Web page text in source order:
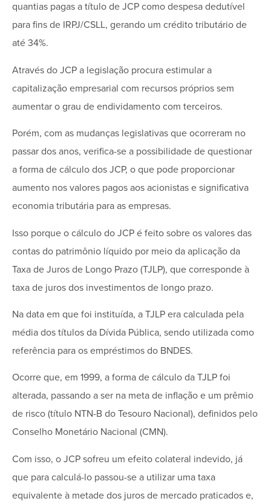
quantias pagas a título de JCP como despesa dedutível
para fins de IRPJ/CSLL, gerando um crédito tributário de
até 34%.
Através do JCP a legislação procura estimular a
capitalização empresarial com recursos próprios sem
aumentar o grau de endividamento com terceiros.
Porém, com as mudanças legislativas que ocorreram no
passar dos anos, verifica-se a possibilidade de questionar
a forma de cálculo dos JCP, o que pode proporcionar
aumento nos valores pagos aos acionistas e significativa
economia tributária para as empresas.
Isso porque o cálculo do JCP é feito sobre os valores das
contas do patrimônio líquido por meio da aplicação da
Taxa de Juros de Longo Prazo (TJLP), que corresponde à
taxa de juros dos investimentos de longo prazo.
Na data em que foi instituída, a TJLP era calculada pela
média dos títulos da Dívida Pública, sendo utilizada como
referência para os empréstimos do BNDES.
Ocorre que, em 1999, a forma de cálculo da TJLP foi
alterada, passando a ser na meta de inflação e um prêmio
de risco (título NTN-B do Tesouro Nacional), definidos pelo
Conselho Monetário Nacional (CMN).
Com isso, o JCP sofreu um efeito colateral indevido, já
que para calculá-lo passou-se a utilizar uma taxa
equivalente à metade dos juros de mercado praticados e,